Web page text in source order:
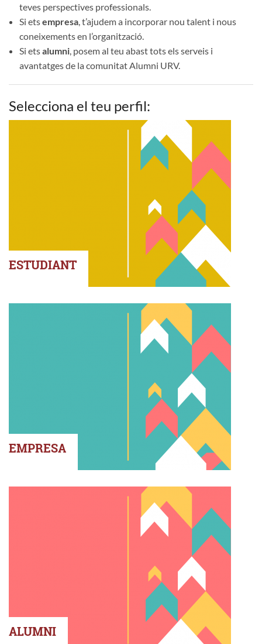
teves perspectives professionals.
Si etsempresa, t’ajudem a incorporar nou talent i nous
coneixements en l’organització.
Si etsalumni, posem al teu abast tots els serveis i
avantatges de la comunitat Alumni URV.
Selecciona el teu perfil:
ESTUDIANT
EMPRESA
ALUMNI